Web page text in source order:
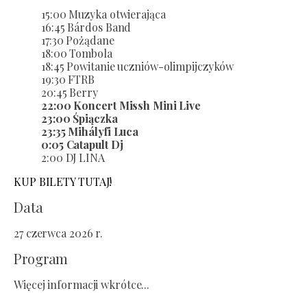
15:00 Muzyka otwierająca
16:45 Bárdos Band
17:30 Pożądane
18:00 Tombola
18:45 Powitanie uczniów-olimpijczyków
19:30 FTRB
20:45 Berry
22:00 Koncert Missh Mini Live
23:00 Śpiączka
23:35 Mihályfi Luca
0:05 Catapult Dj
2:00 DJ LINA
KUP BILETY TUTAJ!
Data
27 czerwca 2026 r.
Program
Więcej informacji wkrótce...